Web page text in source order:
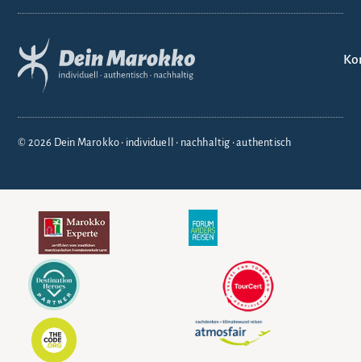
© 2026 Dein Marokko • individuell • nachhaltig • authentisch